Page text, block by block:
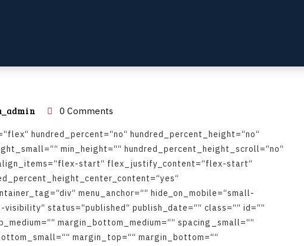
0 Comments
“flex“ hundred percent=“no“ hundred percent height=“no“
ght small=““ min height=““ hundred percent height scroll=“no“
lign items=“flex-start“ flex justify content=“flex-start“
d percent height center content=“yes“
ntainer tag=“div“ menu anchor=““ hide on mobile=“small-
-visibility“ status=“published“ publish date=““ class=““ id=““
medium=““ margin bottom medium=““ spacing small=““
ottom small=““ margin top=““ margin bottom=““